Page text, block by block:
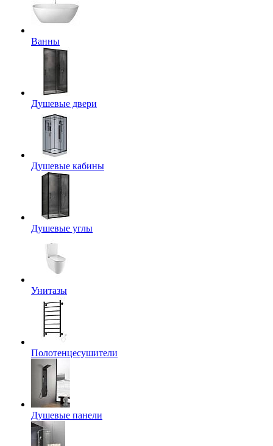
Ванны
Душевые двери
Душевые кабины
Душевые углы
Унитазы
Полотенцесушители
Душевые панели